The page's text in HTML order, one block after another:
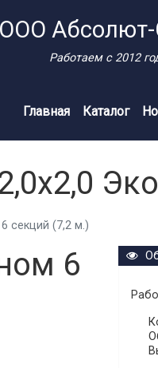
ООО Абсолют-
Работаем с 2012
Главная Каталог
секций (7,2 м.)
6